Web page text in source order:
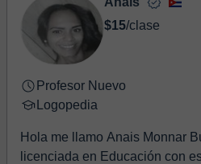
$15/clase
Profesor Nuevo
Logopedia
Hola me llamo Anais Monnar
licenciada en Educación con